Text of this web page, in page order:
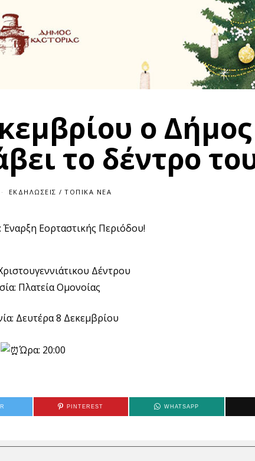
ο Δήμος
το δέντρο
ΕΚΔΗΛΏΣΕΙΣ / ΤΟΠΙΚΆ ΝΈΑ
Εορταστικής Περιόδου!
Δέντρου
Πλατεία Ομονοίας
Δευτέρα 8 Δεκεμβρίου
Ώρα: 20:00
PINTEREST WHATSAPP